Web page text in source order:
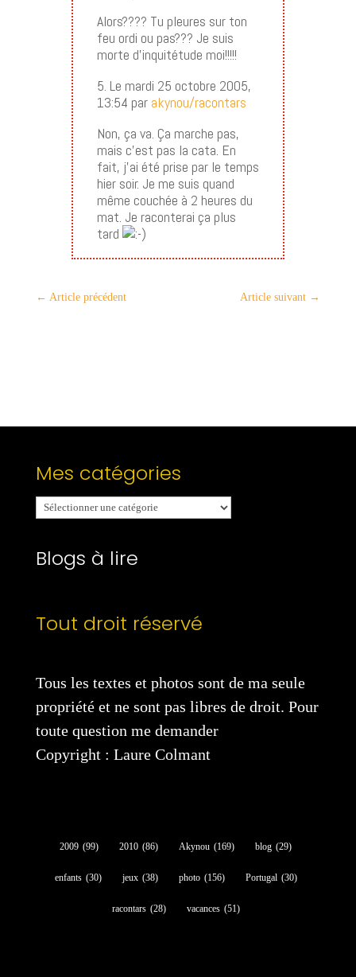
Alors???? Tu pleures sur ton
feu ordi ou pas??? Je suis
morte d’inquitétude moi!!!!!
5. Le mardi 25 octobre 2005,
13:54 par akynou/racontars
Non, ça va. Ça marche pas,
mais c’est pas la cata. En
fait, j’ai été prise par le temps
hier soir. Je me suis quand
même couchée à 2 heures du
mat. Je raconterai ça plus
tard
← Article précédent Article suivant →
Mes catégories
Mes
catégories
Blogs à lire
Tout droit réservé
Tous les textes et photos sont de ma seule
propriété et ne sont pas libres de droit. Pour
toute question me demander
Copyright : Laure Colmant
2009 (99) 2010 (86) Akynou (169) blog (29)
enfants (30) jeux (38) photo (156) Portugal (30)
racontars (28) vacances (51)